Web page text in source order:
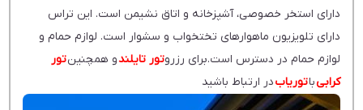
دارای استخر خصوصی، آشپزخانه و اتاق نشیمن است. این تراس
دارای تلویزیون ماهوارهای تختخواب و سشوار است. لوازم حمام و
لوازم حمام در دسترس است.برای رزروتور تایلندو همچنینتور
کرابیباتوریابدر ارتباط باشید